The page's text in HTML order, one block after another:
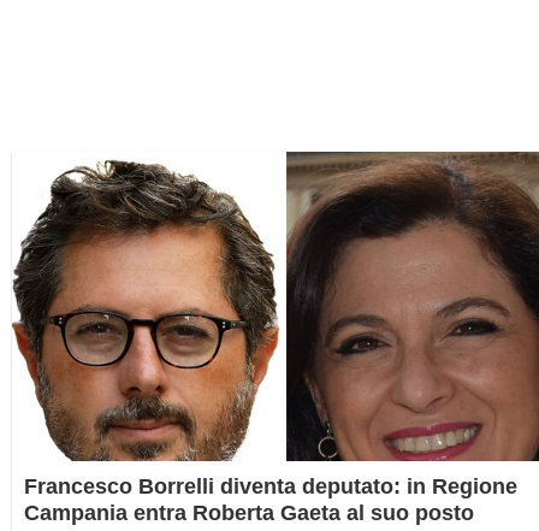
Francesco Borrelli diventa deputato: in Regione
Campania entra Roberta Gaeta al suo posto